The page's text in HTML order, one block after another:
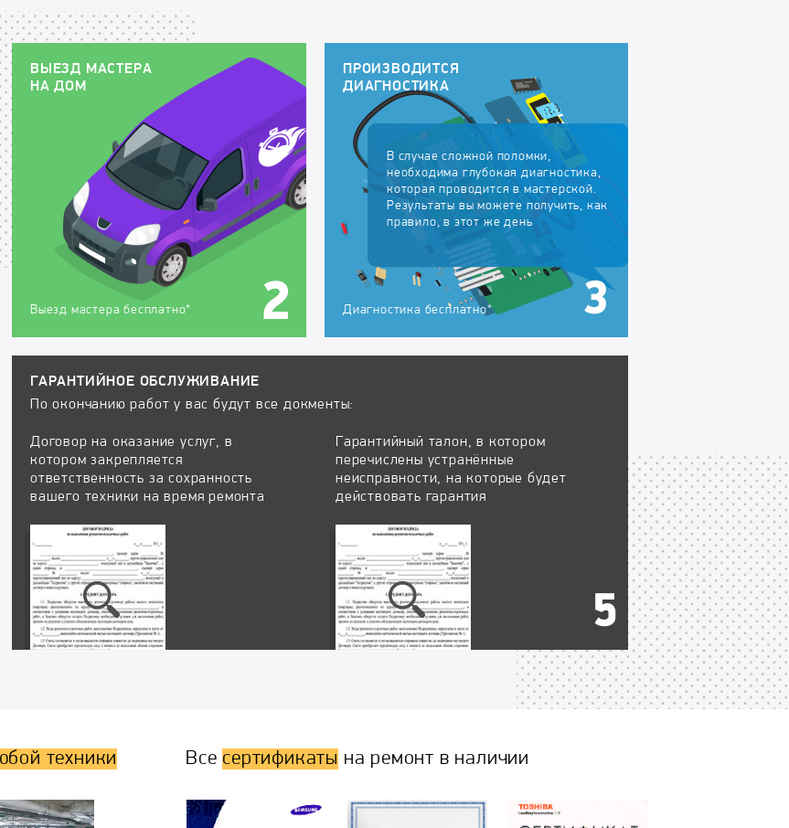
ВЫЕЗД МАСТЕРА
НА ДОМ
Выезд мастера бесплатно*
ПРОИЗВОДИТСЯ
ДИАГНОСТИКА
В случае сложной поломки,
необходима глубокая диагностика,
которая проводится в мастерской.
Результаты вы можете получить, как
правило, в этот же день
Диагностика бесплатно*
ГАРАНТИЙНОЕ ОБСЛУЖИВАНИЕ
По окончанию работ у вас будут все докменты:
Договор на оказание услуг, в
котором закрепляется
ответственность за сохранность
вашего техники на время ремонта
Гарантийный талон, в котором
перечислены устранённые
неисправности, на которые будет
действовать гарантия
техники Все сертификаты на ремонт в наличии